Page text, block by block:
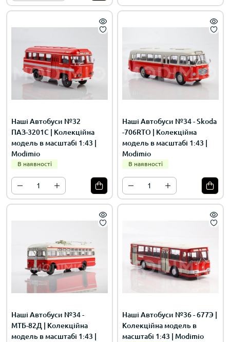
Наші Автобуси №32
ПАЗ-3201С | Колекційна
модель в масштабі 1:43 |
Modimio
В наявності
Наші Автобуси №34 - Skoda
-706RTO | Колекційна
модель в масштабі 1:43 |
Modimio
В наявності
Наші Автобуси №34 -
МТБ-82Д | Колекційна
модель в масштабі 1:43 |
Наші Автобуси №36 - 677Э |
Колекційна модель в
масштабі 1:43 | Modimio